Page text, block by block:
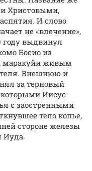
Христовыми,
И слово
не «влечение»,
году выдвинул
Босио из
маракуйи живым
Внешнюю и
за терновый
которыми Иисус
с заостренными
тело копье,
стороне железы
Иуда.